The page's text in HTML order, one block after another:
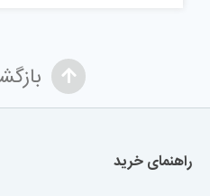
راهنمای خرید